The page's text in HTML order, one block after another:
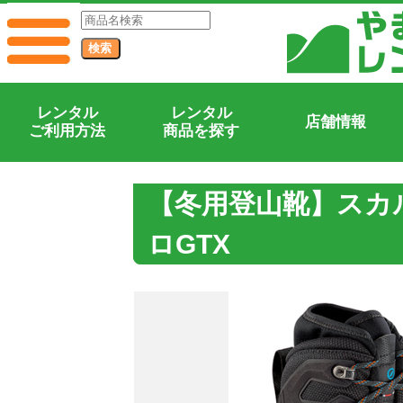
レンタル
ご利用方法
レンタル
商品を探す
店舗情報
【冬用登山靴】ス
ロGTX